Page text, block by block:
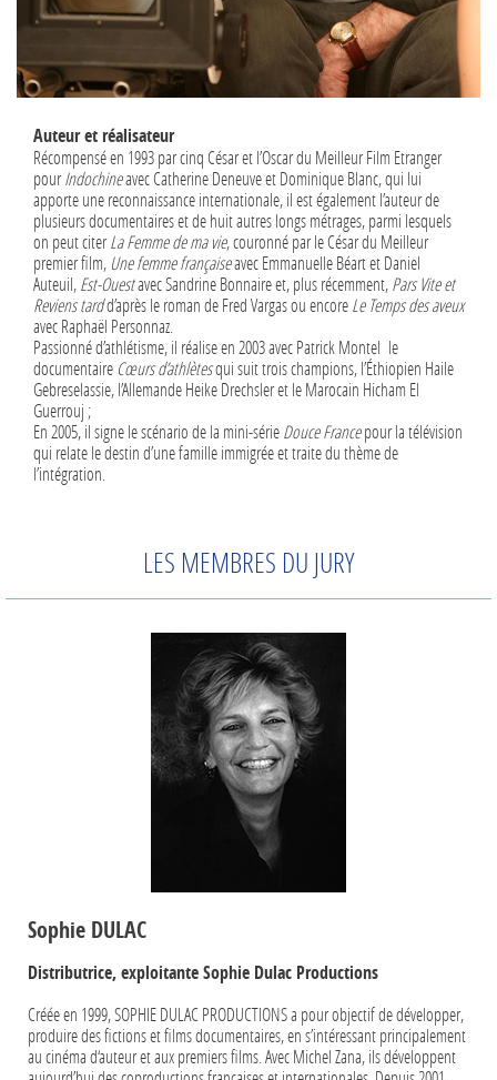
Auteur et réalisateur
Récompensé en 1993 par cinq César et l’Oscar du Meilleur Film Etranger
pourIndochineavec Catherine Deneuve et Dominique Blanc, qui lui
apporte une reconnaissance internationale, il est également l’auteur de
plusieurs documentaires et de huit autres longs métrages, parmi lesquels
on peut citerLa Femme de ma vie, couronné par le César du Meilleur
premier film, Une femme françaiseavec Emmanuelle Béart et Daniel
Auteuil,Est-Ouestavec Sandrine Bonnaire et, plus récemment,Pars Vite et
Reviens tardd’après le roman de Fred Vargas ou encoreLe Temps des aveux
avec Raphaël Personnaz.
Passionné d’athlétisme, il réalise en 2003 avec Patrick Montel le
documentaire Cœurs d’athlètesqui suit trois champions, l’Éthiopien Haile
Gebreselassie, l’Allemande Heike Drechsler et le Marocain Hicham El
Guerrouj ;
En 2005, il signe le scénario de la mini-sérieDouce Francepour la télévision
qui relate le destin d’une famille immigrée et traite du thème de
l’intégration.
LES MEMBRES DU JURY
Sophie DULAC
Distributrice, exploitante Sophie Dulac Productions
Créée en 1999, SOPHIE DULAC PRODUCTIONS a pour objectif de développer,
produire des fictions et films documentaires, en s’intéressant principalement
au cinéma d‘auteur et aux premiers films. Avec Michel Zana, ils développent